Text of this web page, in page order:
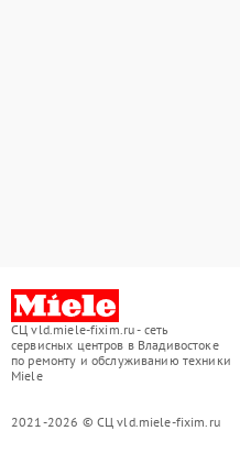
СЦ vld.miele-fixim.ru - сеть
сервисных центров в Владивостоке
по ремонту и обслуживанию техники
Miele
2021-2026 © СЦ vld.miele-fixim.ru